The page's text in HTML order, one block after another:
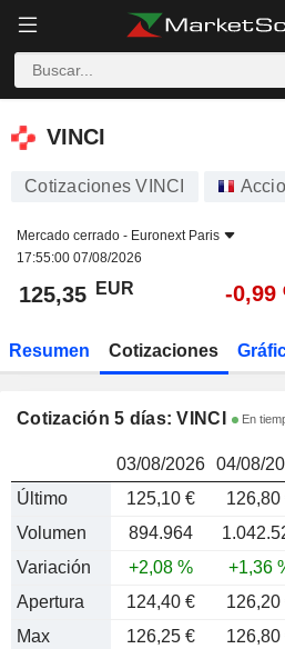
VINCI
VINCI
Cotizaciones VINCI
Mercado cerrado - Euronext Paris
17:55:00 07/08/2026
125,35 EUR -0,99
Resumen Cotizaciones
Cotización 5 días: VINCI En
03/08/2026 04/08/
Último
125,10 € 126,80
Volumen
894.964
Variación
+2,08 % +1,36
Apertura
124,40 € 126,20
Max
126,25 € 126,80